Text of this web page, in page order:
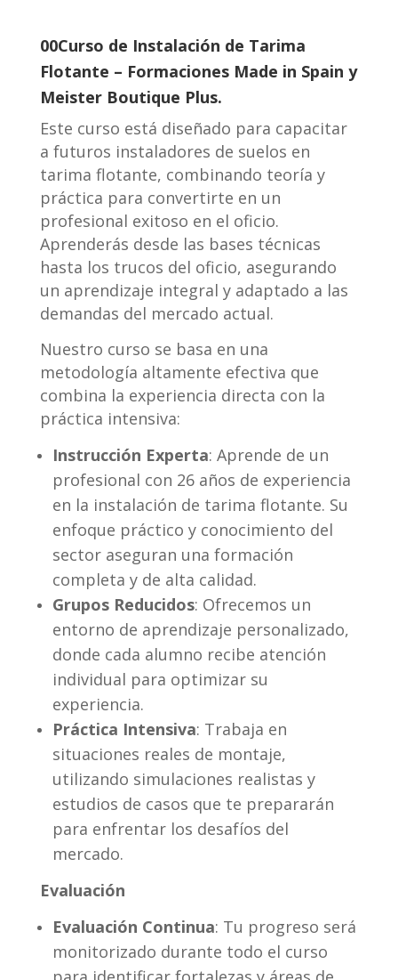
00Curso de Instalación de Tarima
Flotante – Formaciones Made in Spain y
Meister Boutique Plus.
Este curso está diseñado para capacitar
a futuros instaladores de suelos en
tarima flotante, combinando teoría y
práctica para convertirte en un
profesional exitoso en el oficio.
Aprenderás desde las bases técnicas
hasta los trucos del oficio, asegurando
un aprendizaje integral y adaptado a las
demandas del mercado actual.
Nuestro curso se basa en una
metodología altamente efectiva que
combina la experiencia directa con la
práctica intensiva:
Instrucción Experta: Aprende de un
profesional con 26 años de experiencia
en la instalación de tarima flotante. Su
enfoque práctico y conocimiento del
sector aseguran una formación
completa y de alta calidad.
Grupos Reducidos: Ofrecemos un
entorno de aprendizaje personalizado,
donde cada alumno recibe atención
individual para optimizar su
experiencia.
Práctica Intensiva: Trabaja en
situaciones reales de montaje,
utilizando simulaciones realistas y
estudios de casos que te prepararán
para enfrentar los desafíos del
mercado.
Evaluación
Evaluación Continua: Tu progreso será
monitorizado durante todo el curso